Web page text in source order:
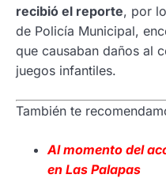
recibió el reporte, por
de Policía Municipal,
que causaban daños al
juegos infantiles.
También te
Al momento del
en Las Palapas